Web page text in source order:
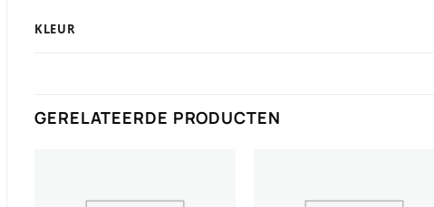
KLEUR
GERELATEERDE PRODUCTEN